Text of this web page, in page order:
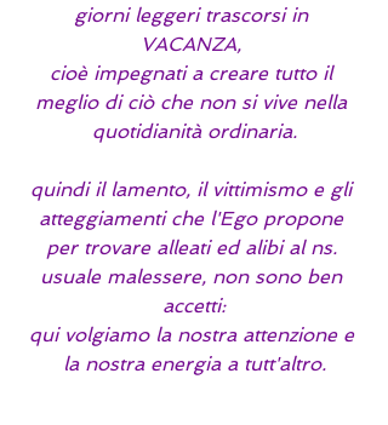
giorni leggeri trascorsi in
VACANZA,
cioè impegnati a creare tutto il
meglio di ciò che non si vive nella
quotidianità ordinaria.
quindi il lamento, il vittimismo e gli
atteggiamenti che l'Ego propone
per trovare alleati ed alibi al ns.
usuale malessere, non sono ben
accetti:
qui volgiamo la nostra attenzione e
la nostra energia a tutt'altro.